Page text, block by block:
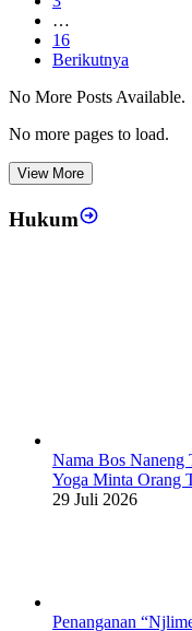
…
16
Berikutnya
No More Posts Available.
No more pages to load.
View More
Hukum
Nama Bos Naneng
Yoga Minta Orang
29 Juli 2026
Penanganan